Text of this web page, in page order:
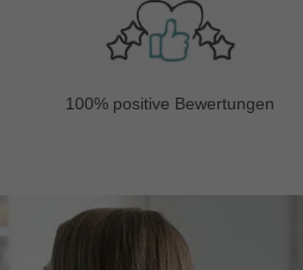
100% positive Bewertungen